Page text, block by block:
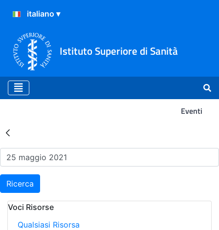
Istituto Superiore di Sanità
Eventi
Risultati della Ricerca -
Ricerca
Voci Risorse
Qualsiasi Risorsa